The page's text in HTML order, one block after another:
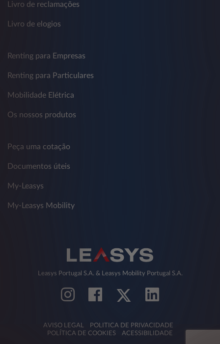
Livro de reclamações
Livro de elogios
Renting para Empresas
Renting para Particulares
Mobilidade Elétrica
Os nossos produtos
Peça uma cotação
Documentos úteis
My-Leasys
My-Leasys Mobility
Leasys Portugal S.A. & Leasys Mobility Portugal S.A.
AVISO LEGAL
POLITICA DE PRIVACIDADE
POLÍTICA DE COOKIES
ACESSIBILIDADE